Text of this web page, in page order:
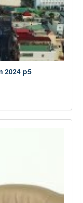
2024 p5